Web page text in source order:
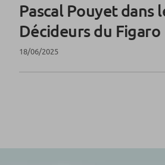
Pascal Pouyet dans
Décideurs du Figaro
18/06/2025